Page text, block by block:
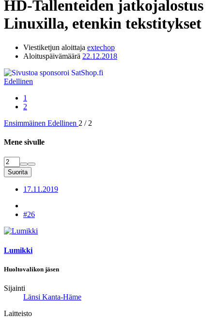
HD-Tallenteiden jatkojalostus
Linuxilla, etenkin tekstitykset
Viestiketjun aloittaja extechop
Aloituspäivämäärä 22.12.2018
Edellinen
1
2
Ensimmäinen Edellinen 2 / 2
Mene sivulle
Suorita
17.11.2019
#26
Lumikki
Huoltovalikon jäsen
Sijainti
Länsi Kanta-Häme
Laitteisto